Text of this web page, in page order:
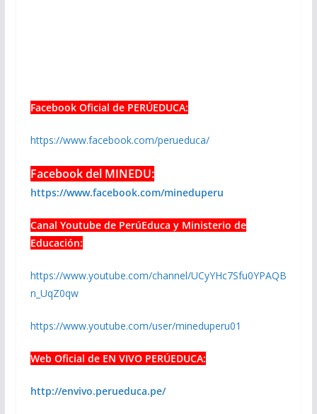
Facebook Oficial de PERÚEDUCA:
https://www.facebook.com/perueduca/
Facebook del MINEDU:
https://www.facebook.com/mineduperu
Canal Youtube de PerúEduca y Ministerio de
Educación:
https://www.youtube.com/channel/UCyYHc7Sfu0YPAQB
n_UqZ0qw
https://www.youtube.com/user/mineduperu01
Web Oficial de EN VIVO PERÚEDUCA:
http://envivo.perueduca.pe/